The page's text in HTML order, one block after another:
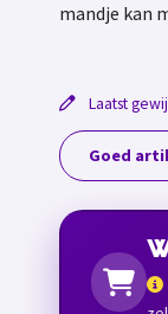
mandje kan
Laatst
Goed